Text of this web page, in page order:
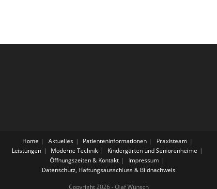
Home Aktuelles Patienteninformationen
Praxisteam
Leistungen
Moderne Technik
Kindergärten und Seniorenheime
Öffnungszeiten & Kontakt
Impressum
Datenschutz, Haftungsausschluss & Bildnachweis
Copyright 2026 - Olaf Wünsch